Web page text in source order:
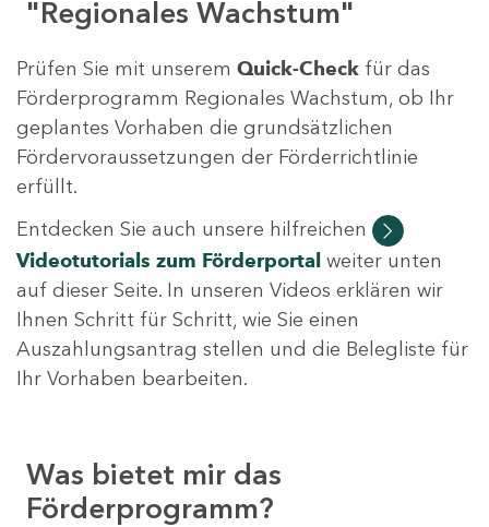
"Regionales Wachstum"
Prüfen Sie mit unserem Quick-Check für das
Förderprogramm Regionales Wachstum, ob Ihr
geplantes Vorhaben die grundsätzlichen
Fördervoraussetzungen der Förderrichtlinie
erfüllt.
Entdecken Sie auch unsere hilfreichen
Videotutorials zum Förderportal weiter unten
auf dieser Seite. In unseren Videos erklären wir
Ihnen Schritt für Schritt, wie Sie einen
Auszahlungsantrag stellen und die Belegliste für
Ihr Vorhaben bearbeiten.
Was bietet mir das
Förderprogramm?